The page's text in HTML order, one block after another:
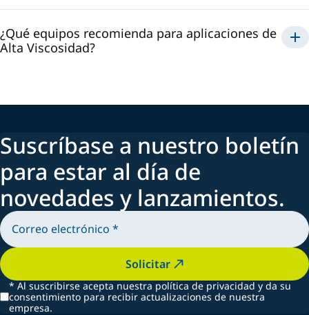
¿Qué equipos recomienda para aplicaciones de
Alta Viscosidad?
Suscríbase a nuestro boletín
para estar al día de
novedades y lanzamientos.
Solicitar
* Al suscribirse acepta nuestra política de privacidad y da su
consentimiento para recibir actualizaciones de nuestra
empresa.